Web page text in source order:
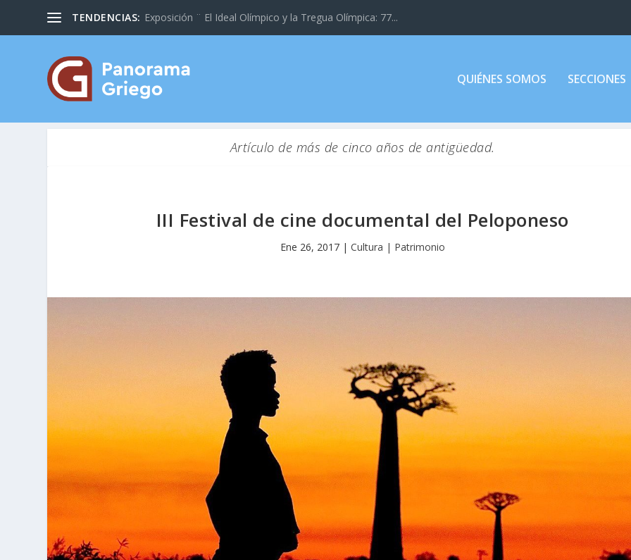
TENDENCIAS: Exposición ¨ El Ideal Olímpico y la Tregua Olímpica: 77...
QUIÉNES SOMOS SECCIONES
Artículo de más de cinco años de antigüedad.
III Festival de cine documental del Peloponeso
Ene 26, 2017| Cultura | Patrimonio